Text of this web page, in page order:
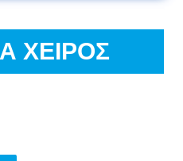
ΧΕΙΡΌΣ